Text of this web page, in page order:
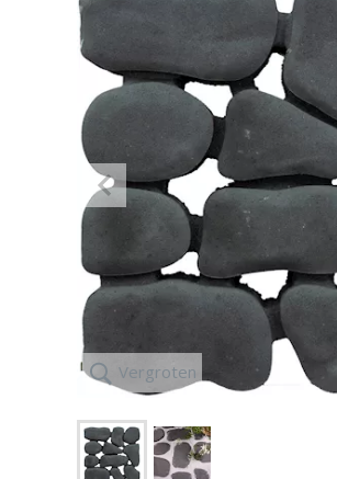
IJZERWAREN,
GEREEDSCHAP
ZAND, GRIND,
GROND
Vergroten